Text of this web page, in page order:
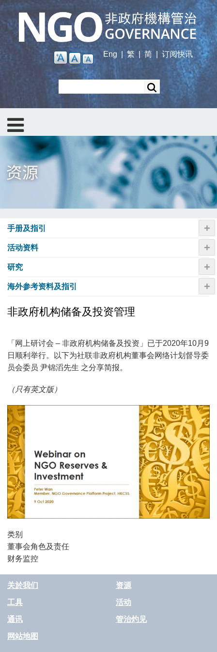
Skip
main
content
Eng
繁 | 简 订阅快讯
手册及指引 +
活动资​​料 +
研究 +
海外参考资料及指引 +
非政府机构储备及投资管理
「网上研讨会 – 非政府机构储备及投资」已于2020年10月9
日顺利举行。以下为社联非政府机构董事会网络计划督导委
员会委员 尹锦滔先生 之分享简报。
（只有英文版）
类别
董事会角色及责任
财务监控
关於我们 资源
工具 活动
通讯 管治灼见
网站地图